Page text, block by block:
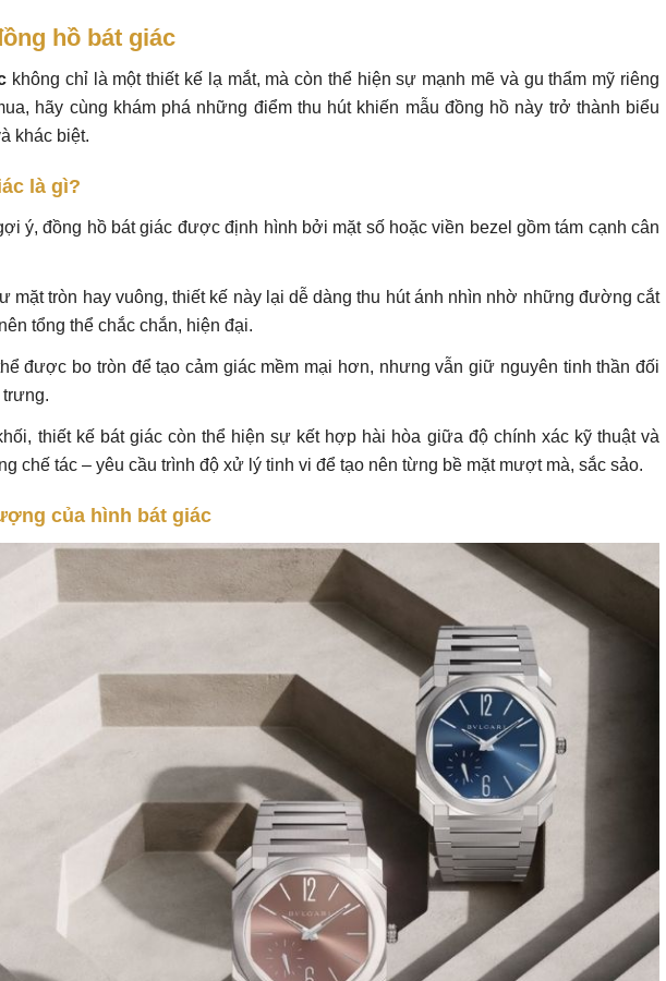
hồ bát giác
không chỉ là một thiết kế lạ mắt, mà còn thể hiện sự mạnh mẽ và gu thẩm mỹ riêng
hãy cùng khám phá những điểm thu hút khiến mẫu đồng hồ này trở thành biểu
khác biệt.
là gì?
ý, đồng hồ bát giác được định hình bởi mặt số hoặc viền bezel gồm tám cạnh cân
mặt tròn hay vuông, thiết kế này lại dễ dàng thu hút ánh nhìn nhờ những đường cắt
tổng thể chắc chắn, hiện đại.
được bo tròn để tạo cảm giác mềm mại hơn, nhưng vẫn giữ nguyên tinh thần đối
thiết kế bát giác còn thể hiện sự kết hợp hài hòa giữa độ chính xác kỹ thuật và
chế tác – yêu cầu trình độ xử lý tinh vi để tạo nên từng bề mặt mượt mà, sắc sảo.
của hình bát giác